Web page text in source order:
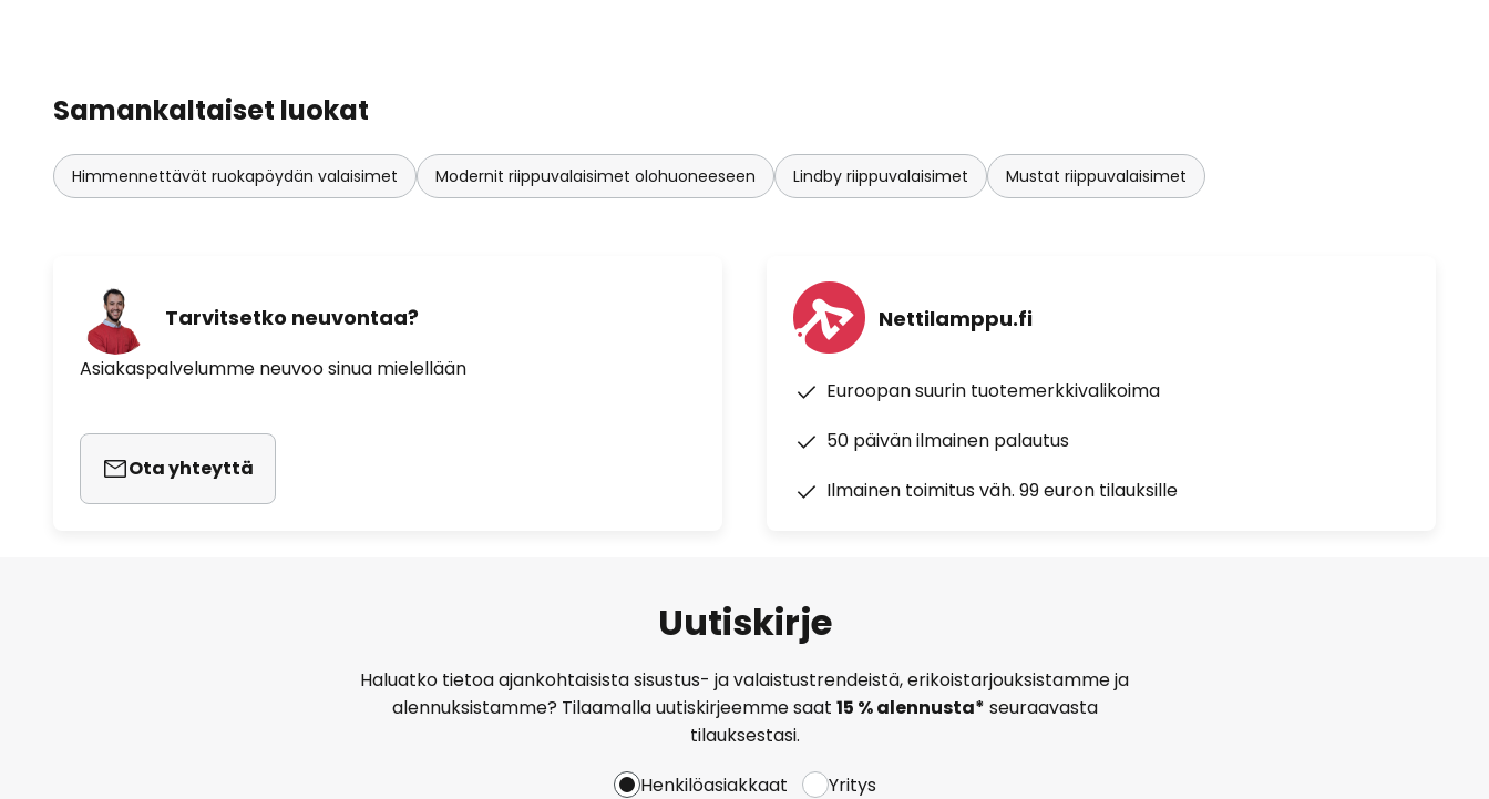
Samankaltaiset luokat
Himmennettävät ruokapöydän valaisimet Modernit riippuvalaisimet olohuoneeseen Lindby riippuvalaisimet Mustat riippuvalaisimet
Tarvitsetko neuvontaa?
Asiakaspalvelumme neuvoo sinua mielellään
Ota yhteyttä
Nettilamppu.fi
Euroopan suurin tuotemerkkivalikoima
50 päivän ilmainen palautus
Ilmainen toimitus väh. 99 euron tilauksille
Uutiskirje
Haluatko tietoa ajankohtaisista sisustus- ja valaistustrendeistä, erikoistarjouksistamme ja
alennuksistamme? Tilaamalla uutiskirjeemme saat 15 % alennusta* seuraavasta
tilauksestasi.
Henkilöasiakkaat
Yritys